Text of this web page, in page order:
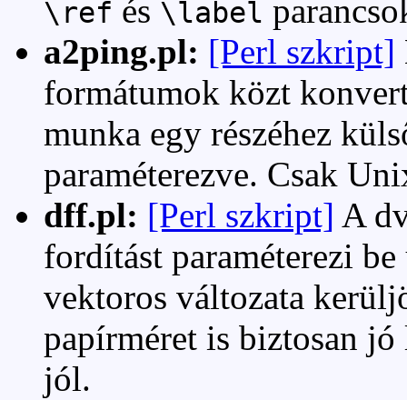
\ref és \label
a2ping.pl: [Perl szkript]
formátumok közt
munka egy részéhez
paraméterezve. Csak
dff.pl: [Perl szkript] A
fordítást paraméterezi
vektoros változata
papírméret is biztosan
jól.